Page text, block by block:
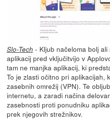
Slo-Tech - Kljub načeloma bolj
aplikacij pred vključitvijo v
tam ne manjka aplikacij, ki
To je zlasti očitno pri aplikacijah,
zasebnih omrežij (VPN). Te
internetu, a zaradi načina
zasebnosti proti ponudniku
prek njegovih strežnikov.